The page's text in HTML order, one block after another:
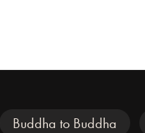
Buddha to Buddha